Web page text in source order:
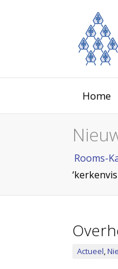
Home
Rooms-
Actueel,